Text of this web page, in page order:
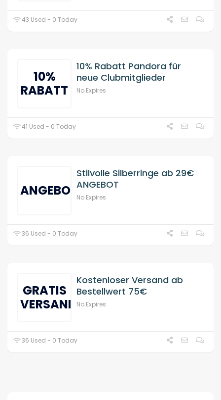
43 Used - 0 Today
10%
RABATT
10% Rabatt Pandora für
neue Clubmitglieder
No Expires
41 Used - 0 Today
ANGEBOT
Stilvolle Silberringe ab 29€
ANGEBOT
No Expires
36 Used - 0 Today
GRATIS
VERSAND
Kostenloser Versand ab
Bestellwert 75€
No Expires
36 Used - 0 Today